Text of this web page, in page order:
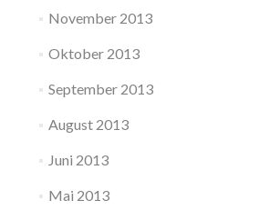
November 2013
Oktober 2013
September 2013
August 2013
Juni 2013
Mai 2013